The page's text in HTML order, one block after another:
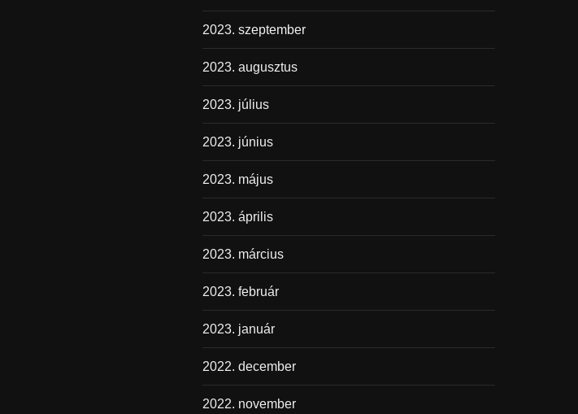
2023. szeptember
2023. augusztus
2023. július
2023. június
2023. május
2023. április
2023. március
2023. február
2023. január
2022. december
2022. november